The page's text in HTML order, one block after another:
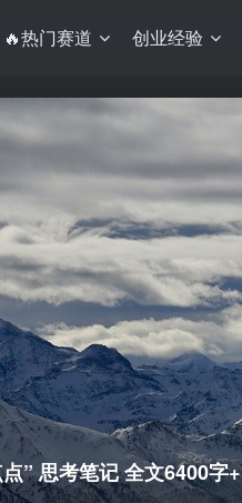
🔥热门赛道 创业经验
” 思考笔记 全文6400字+